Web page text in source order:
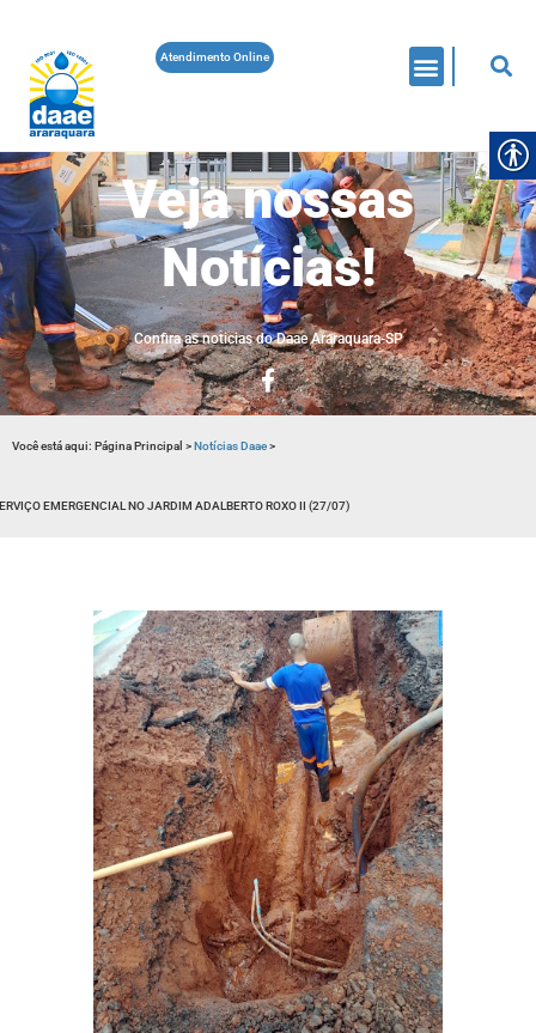
Atendimento Online
Veja nossas
Notícias!
Confira as noticias do Daae Araraquara-SP
Você está aqui: Página Principal >Notícias Daae>
EMERGENCIAL NO JARDIM ADALBERTO ROXO II (27/07)